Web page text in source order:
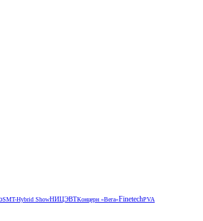
SMT-Hybrid ShowНИЦЭВТКонцерн «Вега»FinetechPVA